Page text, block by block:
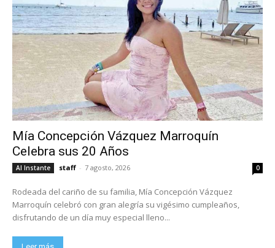
Mía Concepción Vázquez Marroquín
Celebra sus 20 Años
Al Instante staff - 7 agosto, 2026 0
Rodeada del cariño de su familia, Mía Concepción Vázquez
Marroquín celebró con gran alegría su vigésimo cumpleaños,
disfrutando de un día muy especial lleno...